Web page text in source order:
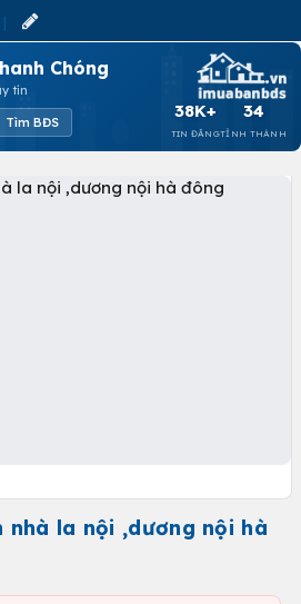
Chóng
tín
Tìm BĐS
38K+
TIN ĐĂNG
34
TỈNH THÀNH
nhà la nội ,dương nội hà